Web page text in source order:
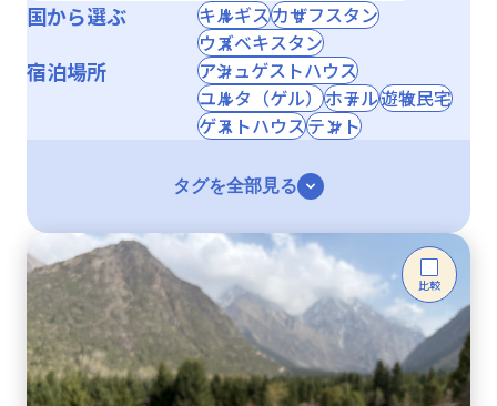
国から選ぶ キルギスカザフスタン
ウズベキスタン
宿泊場所
アシュゲストハウス
ユルタ（ゲル）ホテル遊牧民宅
ゲストハウステント
タグを全部見る
比較